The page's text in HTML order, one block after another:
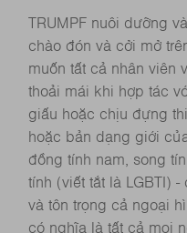
TRUMPF nuôi dưỡng
chào đón và cởi mở
muốn tất cả nhân viên
thoải mái khi hợp tác
giấu hoặc chịu đựng
hoặc bản dạng giới
đồng tính nam, song
tính (viết tắt là LGBTI)
và tôn trọng cả ngoại
có nghĩa là tất cả mọi